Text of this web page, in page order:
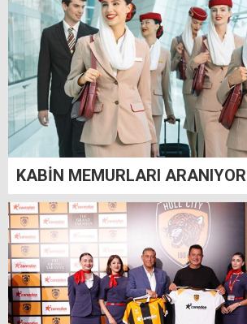
KABİN MEMURLARI ARANIYOR